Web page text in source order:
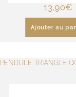
13,90€
Ajouter au
PENDULE TRIANGLE